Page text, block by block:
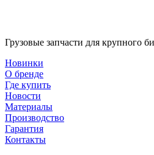
Грузовые запчасти для крупного
Новинки
О бренде
Где купить
Новости
Материалы
Производство
Гарантия
Контакты